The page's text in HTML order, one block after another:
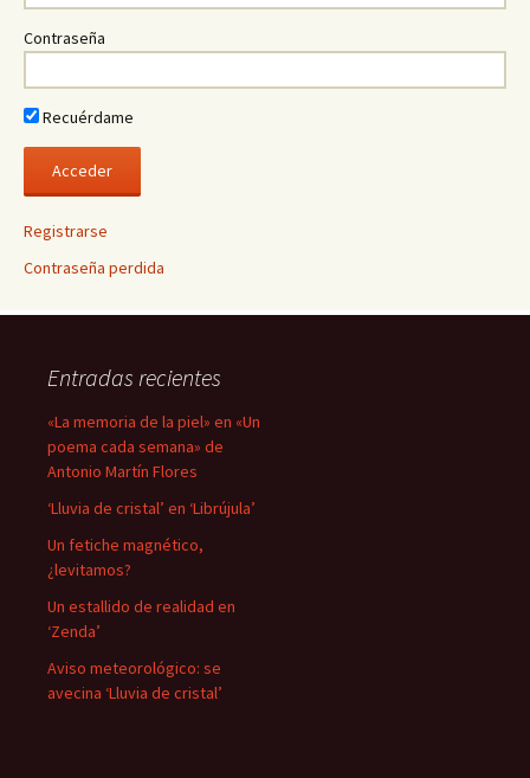
Contraseña
Recuérdame
Registrarse
Contraseña perdida
Entradas recientes
«La memoria de la piel» en «Un
poema cada semana» de
Antonio Martín Flores
‘Lluvia de cristal’ en ‘Librújula’
Un fetiche magnético,
¿levitamos?
Un estallido de realidad en
‘Zenda’
Aviso meteorológico: se
avecina ‘Lluvia de cristal’